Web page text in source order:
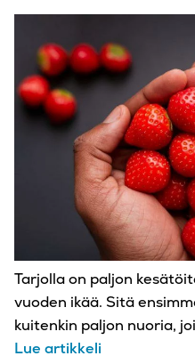
Tarjolla on paljon
vuoden ikää. Sitä
kuitenkin paljon nuoria,
Lue artikkeli